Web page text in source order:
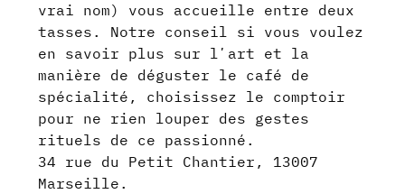
vrai nom) vous accueille entre deux
tasses. Notre conseil si vous voulez
en savoir plus sur lʼart et la
manière de déguster le café de
spécialité, choisissez le comptoir
pour ne rien louper des gestes
rituels de ce passionné.
34 rue du Petit Chantier, 13007
Marseille.